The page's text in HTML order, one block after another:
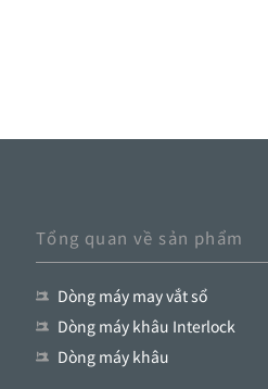
Tổng quan về sản phẩm
Dòng máy may vắt sổ
Dòng máy khâu Interlock
Dòng máy khâu